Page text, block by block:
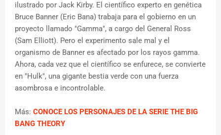
ilustrado por Jack Kirby. El científico experto en genética
Bruce Banner (Eric Bana) trabaja para el gobierno en un
proyecto llamado "Gamma", a cargo del General Ross
(Sam Elliott). Pero el experimento sale mal y el
organismo de Banner es afectado por los rayos gamma.
Ahora, cada vez que el científico se enfurece, se convierte
en "Hulk", una gigante bestia verde con una fuerza
asombrosa e incontrolable.
Más: CONOCE LOS PERSONAJES DE LA SERIE THE BIG
BANG THEORY